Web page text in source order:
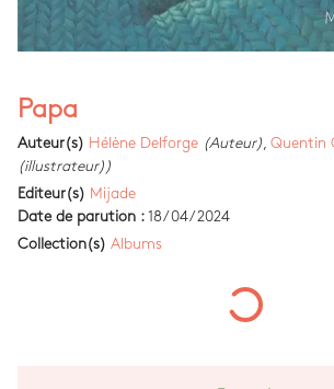
Papa
Auteur(s) Hélène Delforge (Auteur) Quentin
(illustrateur))
Editeur(s) Mijade
Date de parution : 18/04/2024
Collection(s) Albums